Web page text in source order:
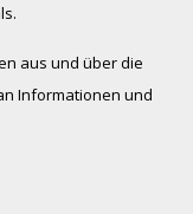
aus und über die
Informationen und